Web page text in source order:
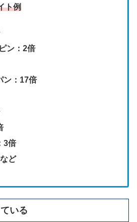
ト例
ン：2倍
ン：17倍
3倍
ど
いる